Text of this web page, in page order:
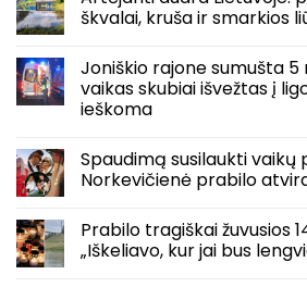
škvalai, kruša ir smarkios
Joniškio rajone sumušta
vaikas skubiai išvežtas į
ieškoma
Spaudimą susilaukti vaikų
Norkevičienė prabilo
Prabilo tragiškai žuvusios
„Iškeliavo, kur jai bus